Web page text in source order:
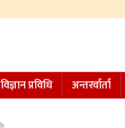
विज्ञान प्रविधि अन्तरर्वार्ता